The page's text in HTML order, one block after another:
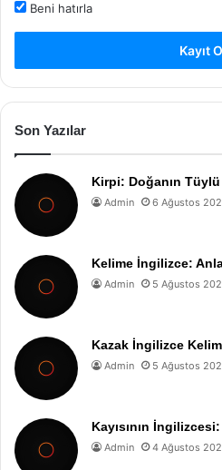
Beni hatırla
Kayıt
Son Yazılar
Kirpi: Doğanın
Admin 6 Ağustos
Kelime İngilizce:
Admin 5 Ağustos
Kazak İngilizce
Admin 5 Ağustos
Kayısının
Admin 4 Ağustos